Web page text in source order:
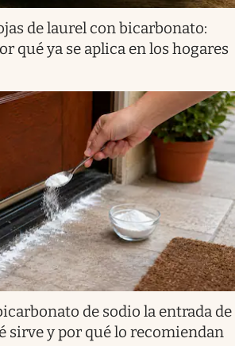
de laurel con bicarbonato:
qué ya se aplica en los hogares
de sodio la entrada de
sirve y por qué lo recomiendan